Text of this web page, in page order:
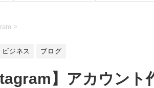
>
ビジネス ブログ
】アカウント